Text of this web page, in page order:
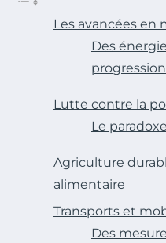
Les avancées en
Des
progression
Lutte contre la
Le
Agriculture
alimentaire
Transports et
Des